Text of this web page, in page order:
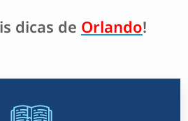
dicas de Orlando!